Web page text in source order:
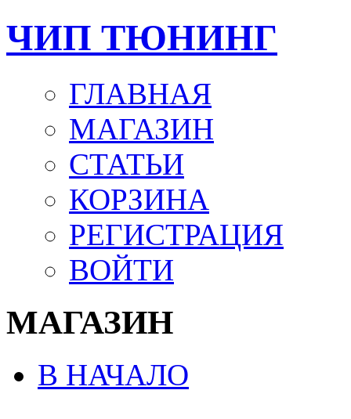
ЧИП ТЮНИНГ
ГЛАВНАЯ
МАГАЗИН
СТАТЬИ
КОРЗИНА
РЕГИСТРАЦИЯ
ВОЙТИ
МАГАЗИН
В НАЧАЛО